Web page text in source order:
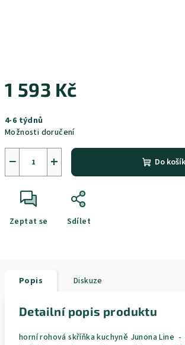
1 593 Kč
cena:
4-6 týdnů
Možnosti doručení
+
− Do
Zeptat se Sdílet
Popis Diskuze
Detailní popis produktu
horní rohová skříňka kuchyně Junona Line